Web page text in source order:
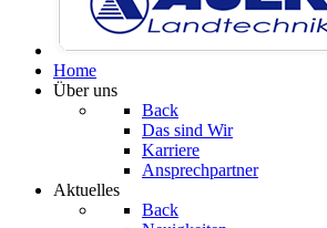
Home
Über uns
Back
Das sind Wir
Karriere
Ansprechpartner
Aktuelles
Back